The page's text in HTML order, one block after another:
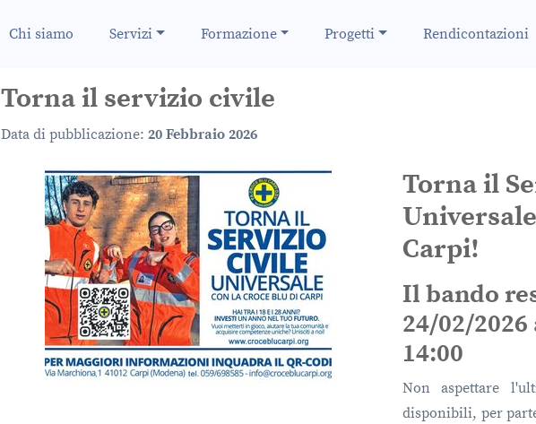
Chi siamo Servizi Formazione Progetti Rendicontazioni
Torna il servizio civile
Data di pubblicazione: 20 Febbraio 2026
Torna il
Carpi!
Il bando
24/02/
14:00
Non aspettare
disponibili, per